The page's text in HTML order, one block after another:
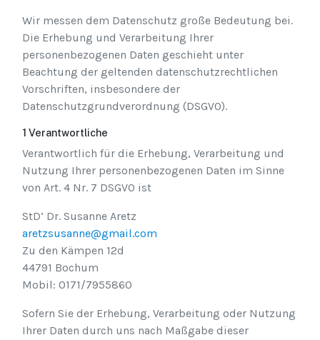
Wir messen dem Datenschutz große Bedeutung bei.
Die Erhebung und Verarbeitung Ihrer
personenbezogenen Daten geschieht unter
Beachtung der geltenden datenschutzrechtlichen
Vorschriften, insbesondere der
Datenschutzgrundverordnung (DSGVO).
1 Verantwortliche
Verantwortlich für die Erhebung, Verarbeitung und
Nutzung Ihrer personenbezogenen Daten im Sinne
von Art. 4 Nr. 7 DSGVO ist
StD‘ Dr. Susanne Aretz
aretzsusanne@gmail.com
Zu den Kämpen 12d
44791 Bochum
Mobil: 0171/7955860
Sofern Sie der Erhebung, Verarbeitung oder Nutzung
Ihrer Daten durch uns nach Maßgabe dieser